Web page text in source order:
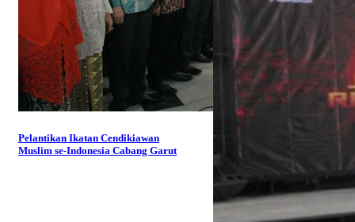
Pelantikan Ikatan Cendikiawan
Muslim se-Indonesia Cabang Garut